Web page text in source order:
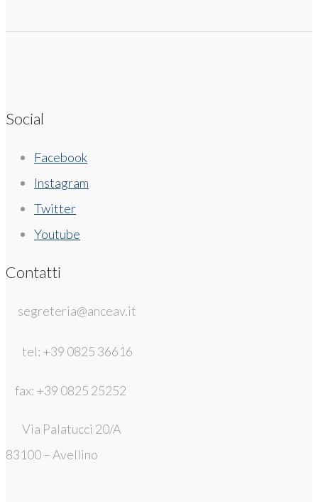
Social
Facebook
Instagram
Twitter
Youtube
Contatti
segreteria@anceav.it
tel: +39 0825 36616
fax: +39 0825 25252
Via Palatucci 20/A
83100 – Avellino